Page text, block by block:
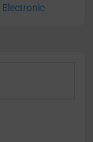
Electronic